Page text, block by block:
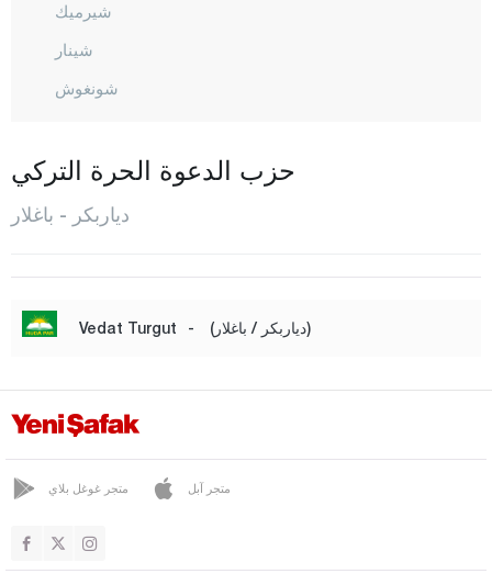
شيرميك
شينار
شونغوش
إيغيل
إيرغاني
هازرو
كايا بينار
كولب
ليجيه
يني شهير
حزب الدعوة الحرة التركي
دياربكر - باغلار
Vedat Turgut - (دياربكر / باغلار)
متجر غوغل بلاي متجر آبل